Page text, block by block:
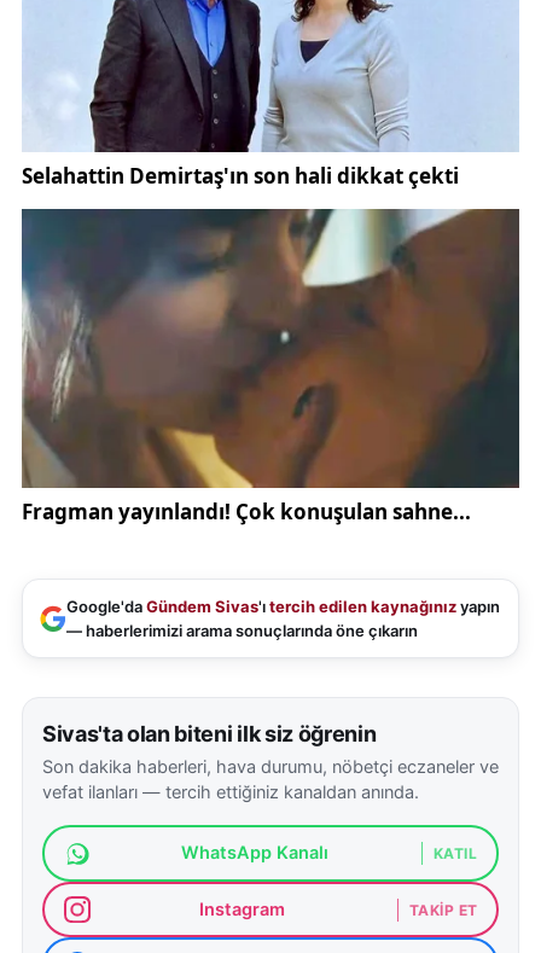
Google'daGündem Sivas'ıtercih edilen kaynağınızyapın
— haberlerimizi arama sonuçlarında öne çıkarın
Sivas'ta olan biteni ilk siz öğrenin
Son dakika haberleri, hava durumu, nöbetçi eczaneler ve
vefat ilanları — tercih ettiğiniz kanaldan anında.
WhatsApp Kanalı KATIL
Instagram TAKIP ET